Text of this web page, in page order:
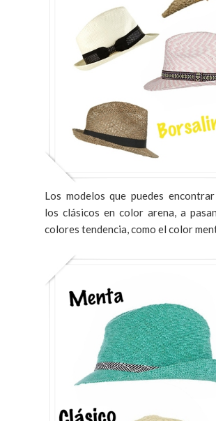
Los modelos que puedes
los clásicos en color arena, a
colores tendencia, como el color